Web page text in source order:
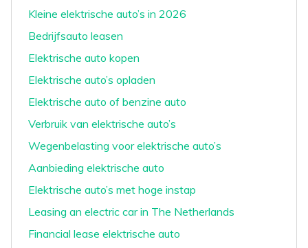
Kleine elektrische auto’s in 2026
Bedrijfsauto leasen
Elektrische auto kopen
Elektrische auto’s opladen
Elektrische auto of benzine auto
Verbruik van elektrische auto’s
Wegenbelasting voor elektrische auto’s
Aanbieding elektrische auto
Elektrische auto’s met hoge instap
Leasing an electric car in The Netherlands
Financial lease elektrische auto